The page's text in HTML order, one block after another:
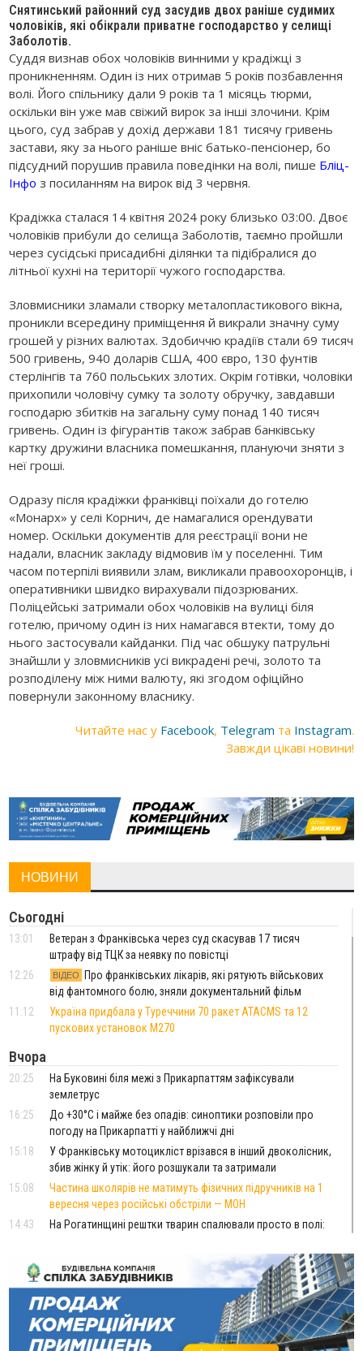
Снятинський районний суд засудив двох раніше судимих
чоловіків, які обікрали приватне господарство у селищі
Заболотів.
Суддя визнав обох чоловіків винними у крадіжці з
проникненням. Один із них отримав 5 років позбавлення
волі. Його спільнику дали 9 років та 1 місяць тюрми,
оскільки він уже мав свіжий вирок за інші злочини. Крім
цього, суд забрав у дохід держави 181 тисячу гривень
застави, яку за нього раніше вніс батько-пенсіонер, бо
підсудний порушив правила поведінки на волі, пише Бліц-
Інфо з посиланням на вирок від 3 червня.
Крадіжка сталася 14 квітня 2024 року близько 03:00. Двоє
чоловіків прибули до селища Заболотів, таємно пройшли
через сусідські присадибні ділянки та підібралися до
літньої кухні на території чужого господарства.
Зловмисники зламали створку металопластикового вікна,
проникли всередину приміщення й викрали значну суму
грошей у різних валютах. Здобиччю крадіїв стали 69 тисяч
500 гривень, 940 доларів США, 400 євро, 130 фунтів
стерлінгів та 760 польських злотих. Окрім готівки, чоловіки
прихопили чоловічу сумку та золоту обручку, завдавши
господарю збитків на загальну суму понад 140 тисяч
гривень. Один із фігурантів також забрав банківську
картку дружини власника помешкання, плануючи зняти з
неї гроші.
Одразу після крадіжки франківці поїхали до готелю
«Монарх» у селі Корнич, де намагалися орендувати
номер. Оскільки документів для реєстрації вони не
надали, власник закладу відмовив їм у поселенні. Тим
часом потерпілі виявили злам, викликали правоохоронців, і
оперативники швидко вирахували підозрюваних.
Поліцейські затримали обох чоловіків на вулиці біля
готелю, причому один із них намагався втекти, тому до
нього застосували кайданки. Під час обшуку патрульні
знайшли у зловмисників усі викрадені речі, золото та
розподілену між ними валюту, які згодом офіційно
повернули законному власнику.
Читайте нас у Facebook, Telegram та Instagram.
Завжди цікаві новини!
НОВИНИ
Сьогодні
13:01
Ветеран з Франківська через суд скасував 17 тисяч
штрафу від ТЦК за неявку по повістці
12:26
ВІДЕО
Про франківських лікарів, які рятують військових
від фантомного болю, зняли документальний фільм
11:12
Україна придбала у Туреччини 70 ракет ATACMS та 12
пускових установок M270
Вчора
20:25
На Буковині біля межі з Прикарпаттям зафіксували
землетрус
16:25
До +30°C і майже без опадів: синоптики розповіли про
погоду на Прикарпатті у найближчі дні
15:18
У Франківську мотоцикліст врізався в інший двоколісник,
збив жінку й утік: його розшукали та затримали
15:08
Частина школярів не матимуть фізичних підручників на 1
вересня через російські обстріли — МОН
14:43
На Рогатинщині рештки тварин спалювали просто в полі:
13:25
Пірс, ігровий майданчик і зона для пікніків: оголосили
тендер на 7 мільйонів на благоустрій Німецького озера
12:14
У Калуші на озері в міському парку масово загинули
качки та риба
11:18
Майстра лісу з Верховинщини оштрафували на 600 тисяч за